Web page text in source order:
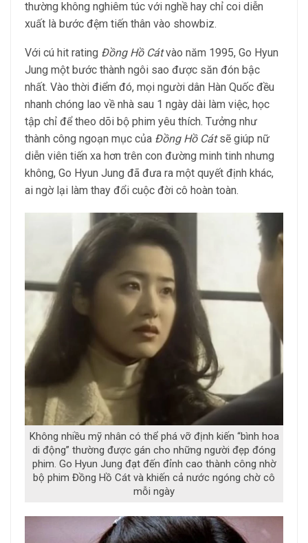
thường không nghiêm túc với nghề hay chỉ coi diễn
xuất là bước đệm tiến thân vào showbiz.
Với cú hit rating Đồng Hồ Cátvào năm 1995, Go Hyun
Jung một bước thành ngôi sao được săn đón bậc
nhất. Vào thời điểm đó, mọi người dân Hàn Quốc đều
nhanh chóng lao về nhà sau 1 ngày dài làm việc, học
tập chỉ để theo dõi bộ phim yêu thích. Tưởng như
thành công ngoạn mục của Đồng Hồ Cátsẽ giúp nữ
diễn viên tiến xa hơn trên con đường minh tinh nhưng
không, Go Hyun Jung đã đưa ra một quyết định khác,
ai ngờ lại làm thay đổi cuộc đời cô hoàn toàn.
Không nhiều mỹ nhân có thể phá vỡ định kiến “bình hoa
di động” thường được gán cho những người đẹp đóng
phim. Go Hyun Jung đạt đến đỉnh cao thành công nhờ
bộ phim Đồng Hồ Cát và khiến cả nước ngóng chờ cô
mỗi ngày